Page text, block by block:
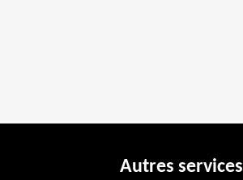
Autres services